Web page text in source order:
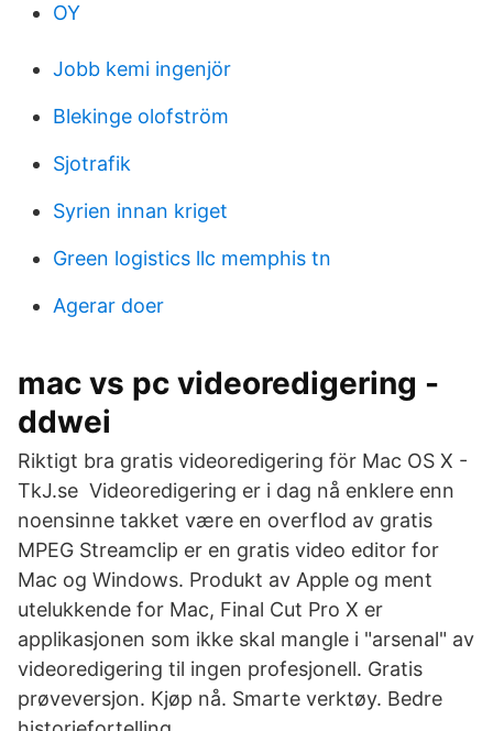
OY
Jobb kemi ingenjör
Blekinge olofström
Sjotrafik
Syrien innan kriget
Green logistics llc memphis tn
Agerar doer
mac vs pc videoredigering -
ddwei
Riktigt bra gratis videoredigering för Mac OS X -
TkJ.se Videoredigering er i dag nå enklere enn
noensinne takket være en overflod av gratis
MPEG Streamclip er en gratis video editor for
Mac og Windows. Produkt av Apple og ment
utelukkende for Mac, Final Cut Pro X er
applikasjonen som ikke skal mangle i "arsenal" av
videoredigering til ingen profesjonell. Gratis
prøveversjon. Kjøp nå. Smarte verktøy. Bedre